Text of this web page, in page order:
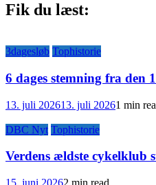
Fik du læst:
3dagesløb Tophistorie
6 dages stemning fra den
13. juli 202613. juli 20261 min
DBC Nyt Tophistorie
Verdens ældste cykelklub
15. juni 20262 min read